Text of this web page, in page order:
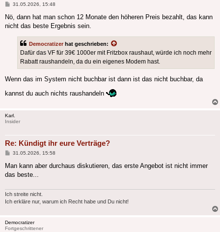
Beitrag
31.05.2026, 15:48
Nö, dann hat man schon 12 Monate den höheren Preis bezahlt, das kann
nicht das beste Ergebnis sein.
Democratizer hat geschrieben:
Dafür das VF für 39€ 1000er mit Fritzbox raushaut, würde ich noch mehr
Rabatt raushandeln, da du ein eigenes Modem hast.
Wenn das im System nicht buchbar ist dann ist das nicht buchbar, da
kannst du auch nichts raushandeln
Karl.
Insider
Re: Kündigt ihr eure Verträge?
Beitrag
31.05.2026, 15:58
Man kann aber durchaus diskutieren, das erste Angebot ist nicht immer
das beste...
Ich streite nicht.
Ich erkläre nur, warum ich Recht habe und Du nicht!
Democratizer
Fortgeschrittener